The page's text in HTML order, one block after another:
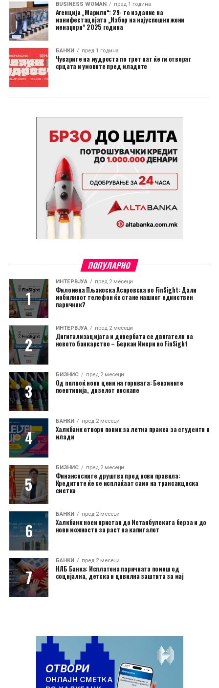
BUSINESS WOMAN пред 1 година
Агенција „Марили“: 29- то издание на
манифестацијата „Избор на најуспешни жени
менаџери“ 2025 година
БАНКИ пред 1 година
Чуварите на мудроста по трет пат ќе ги отворат
срцата и умовите пред младите
ПОПУЛАРНО
ИНТЕРВЈУА пред 2 месеци
Филомена Пљакоска Аспровска во FinSight: Дали
мобилниот телефон ќе стане нашиот единствен
паричник?
ИНТЕРВЈУА пред 2 месеци
Дигитализацијата и довербата се двигатели на
новото банкарство – Беркан Имери во FinSight
БИЗНИС пред 2 месеци
Од полноќ нови цени на горивата: Бензините
поевтинија, дизелот поскапе
БАНКИ пред 2 месеци
Халкбанк отвори повик за летна пракса за студенти и
млади
БИЗНИС пред 2 месеци
Финансиските друштва пред нови правила:
Кредитите ќе се исплаќаат само на трансакциска
сметка
БАНКИ пред 2 месеци
Халкбанк носи пристап до Истанбулската берза и до
нови можности за раст на капиталот
БАНКИ пред 2 месеци
НЛБ Банка: Исплатена паричната помош од
социјална, детска и цивилна заштита за мај